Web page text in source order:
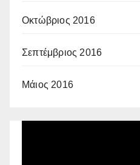
Οκτώβριος 2016
Σεπτέμβριος 2016
Μάιος 2016